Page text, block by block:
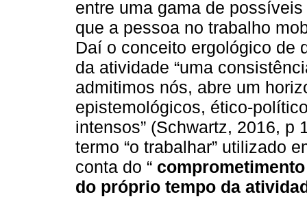
entre uma gama de
que a pessoa no trabalho
Daí o conceito ergológico de
da atividade “uma
admitimos nós, abre um
epistemológicos, ético-
intensos” (Schwartz, 2016, p
termo “o trabalhar” utilizado
conta do “
do próprio tempo da